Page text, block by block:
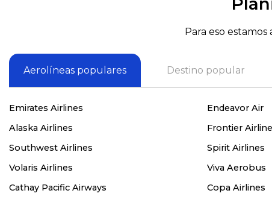
Para eso
Aerolíneas populares Destino popular
Emirates Airlines Endeavor Air
Alaska Airlines
Frontier
Southwest Airlines
Spirit Airlines
Volaris Airlines
Viva Aerobus
Cathay Pacific Airways
Copa Airlines